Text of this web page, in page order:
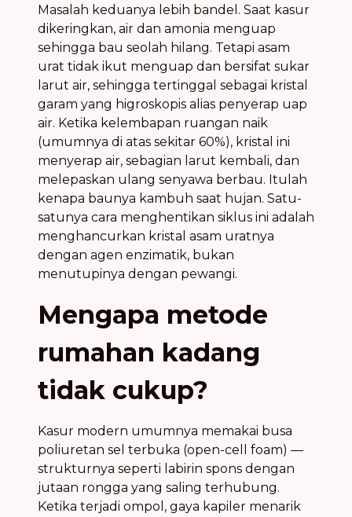
Masalah keduanya lebih bandel. Saat kasur
dikeringkan, air dan amonia menguap
sehingga bau seolah hilang. Tetapi asam
urat tidak ikut menguap dan bersifat sukar
larut air, sehingga tertinggal sebagai kristal
garam yang higroskopis alias penyerap uap
air. Ketika kelembapan ruangan naik
(umumnya di atas sekitar 60%), kristal ini
menyerap air, sebagian larut kembali, dan
melepaskan ulang senyawa berbau. Itulah
kenapa baunya kambuh saat hujan. Satu-
satunya cara menghentikan siklus ini adalah
menghancurkan kristal asam uratnya
dengan agen enzimatik, bukan
menutupinya dengan pewangi.
Mengapa metode
rumahan kadang
tidak cukup?
Kasur modern umumnya memakai busa
poliuretan sel terbuka (open-cell foam) —
strukturnya seperti labirin spons dengan
jutaan rongga yang saling terhubung.
Ketika terjadi ompol, gaya kapiler menarik